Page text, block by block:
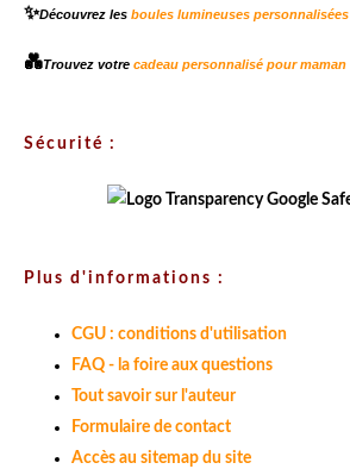
✨Découvrez les boules lumineuses personnalisées
💑Trouvez votre cadeau personnalisé pour maman
Sécurité :
Plus d'informations :
CGU : conditions d'utilisation
FAQ - la foire aux questions
Tout savoir sur l'auteur
Formulaire de contact
Accès au sitemap du site